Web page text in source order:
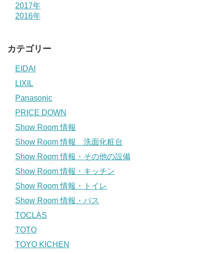
2017年
2016年
カテゴリー
EIDAI
LIXIL
Panasonic
PRICE DOWN
Show Room 情報
Show Room 情報 洗面化粧台
Show Room 情報・その他の設備
Show Room 情報・キッチン
Show Room 情報・トイレ
Show Room 情報・バス
TOCLAS
TOTO
TOYO KICHEN